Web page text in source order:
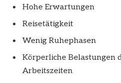
Hohe Erwartungen
Reisetätigkeit
Wenig Ruhephasen
Körperliche Belastungen
Arbeitszeiten